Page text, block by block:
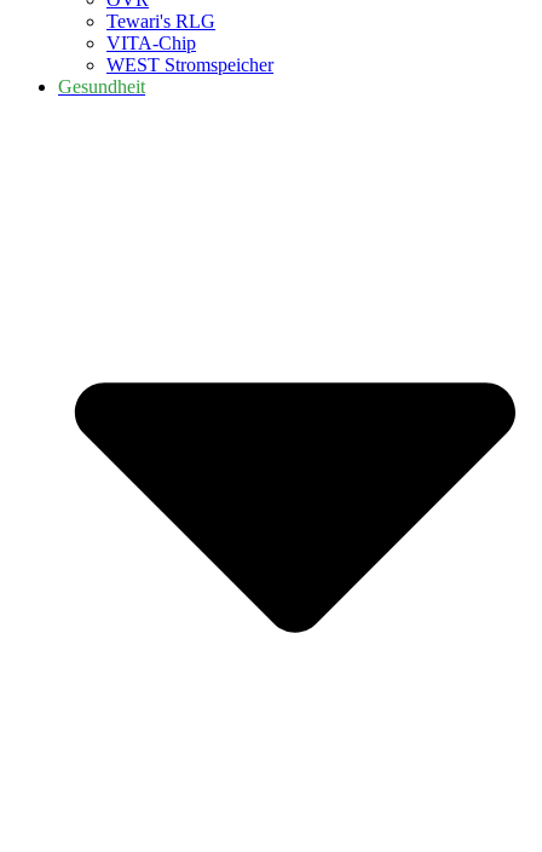
Tewari's RLG
VITA-Chip
WEST Stromspeicher
Gesundheit